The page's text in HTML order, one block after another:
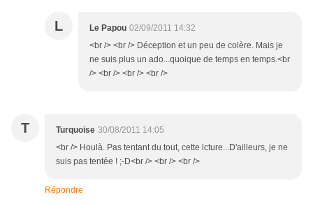
L Le Papou 02/09/2011 14:32
<br /> <br /> Déception et un peu de colère. Mais je
ne suis plus un ado...quoique de temps en temps.<br
/> <br /> <br /> <br />
T Turquoise 30/08/2011 14:05
<br /> Houlà. Pas tentant du tout, cette lcture...D'ailleurs, je ne
suis pas tentée ! ;-D<br /> <br /> <br />
Répondre